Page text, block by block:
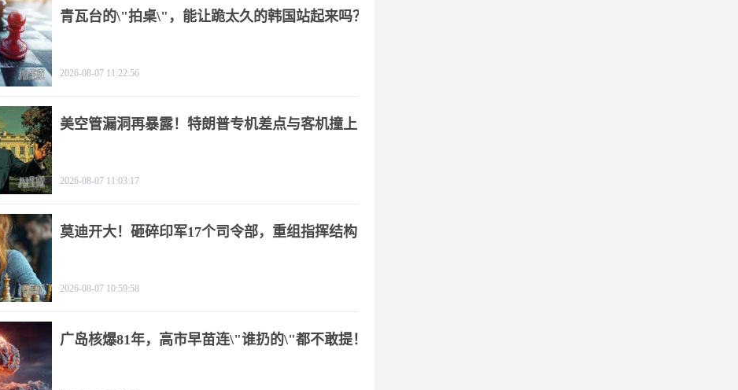
青瓦台的\"拍桌\"，能让跪太久的韩国站起来吗？
2026-08-07 11:22:56
美空管漏洞再暴露！特朗普专机差点与客机撞上
2026-08-07 11:03:17
莫迪开大！砸碎印军17个司令部，重组指挥结构
2026-08-07 10:59:58
广岛核爆81年，高市早苗连\"谁扔的\"都不敢提！